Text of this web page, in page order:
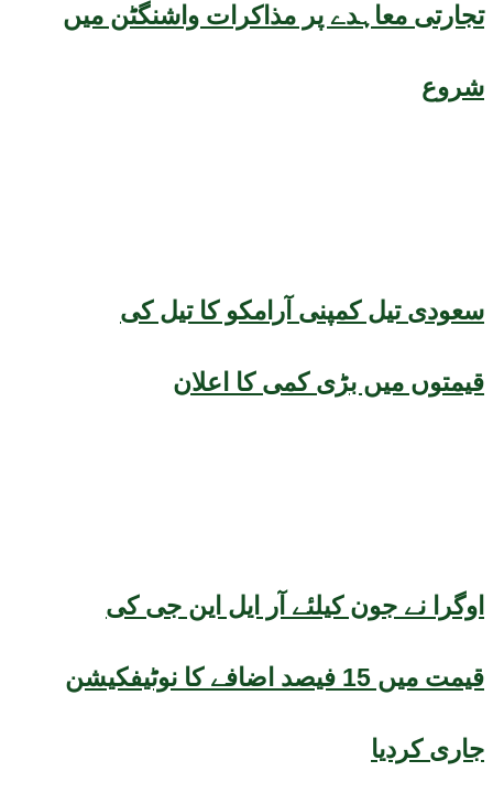
تجارتی معاہدے پر مذاکرات واشنگٹن میں
شروع
سعودی تیل کمپنی آرامکو کا تیل کی
قیمتوں میں بڑی کمی کا اعلان
اوگرا نے جون کیلئے آر ایل این جی کی
قیمت میں 15 فیصد اضافے کا نوٹیفکیشن
جاری کردیا